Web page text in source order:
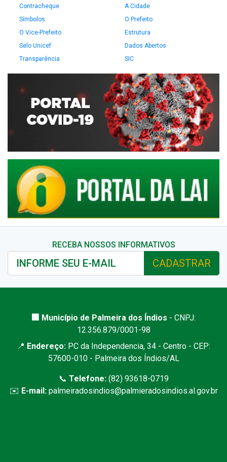
Contracheque
A Cidade
Símbolos
O Prefeito
O Vice-Prefeito
Estrutura
Selo Unicef
Dados Abertos
Transparência
SIC
RECEBA NOSSOS INFORMATIVOS
CADASTRAR
🏢 Município de Palmeira dos Índios - CNPJ:
12.356.879/0001-98
📍 Endereço: PC da Independencia, 34 - Centro - CEP:
57600-010 - Palmeira dos Índios/AL
📞 Telefone:(82) 93618-0719
✉️ E-mail: palmeiradosindios@palmieradosindios.al.gov.br